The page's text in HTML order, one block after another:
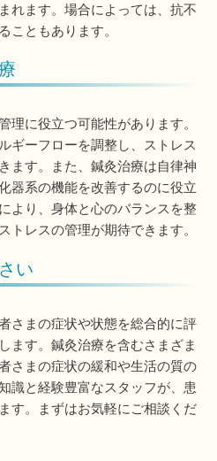
れます。場合によっては、抗不
こともあります。
理に役立つ可能性があります。
ギーフローを調整し、ストレス
ます。また、鍼灸治療は自律神
器系の機能を改善するのに役立
より、身体と心のバランスを整
トレスの管理が期待できます。
い
さまの症状や状態を総合的に評
ます。鍼灸治療を含むさまざま
さまの症状の緩和や生活の質の
識と経験豊富なスタッフが、患
す。まずはお気軽にご相談くだ